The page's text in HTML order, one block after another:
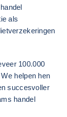
als
100.000
helpen hen
succesvoller
handel